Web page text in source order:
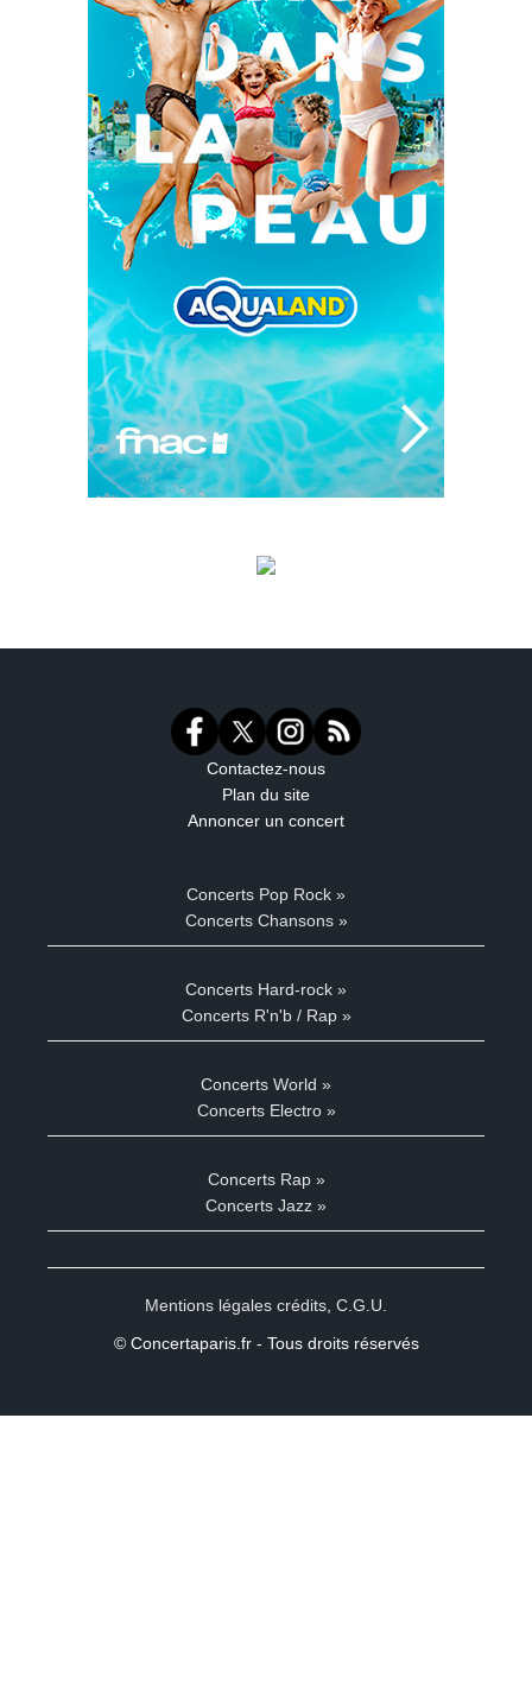
Contactez-nous
Plan du site
Annoncer un concert
Concerts Pop Rock »
Concerts Chansons »
Concerts Hard-rock »
Concerts R'n'b / Rap »
Concerts World »
Concerts Electro »
Concerts Rap »
Concerts Jazz »
Mentions légales crédits, C.G.U.
© Concertaparis.fr - Tous droits réservés